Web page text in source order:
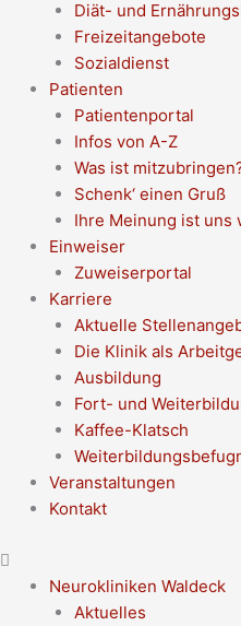
Diät- und
Freizeitangebote
Sozialdienst
Patienten
Patientenportal
Infos von A-Z
Was ist
Schenk‘ einen Gruß
Ihre Meinung ist uns
Einweiser
Zuweiserportal
Karriere
Aktuelle
Die Klinik als
Ausbildung
Fort- und
Kaffee-Klatsch
Veranstaltungen
Kontakt
Neurokliniken Waldeck
Aktuelles